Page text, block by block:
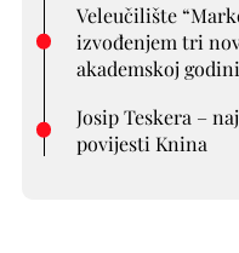
Veleučilište
izvođenjem tri
akademskoj
Josip Teskera –
povijesti Knina